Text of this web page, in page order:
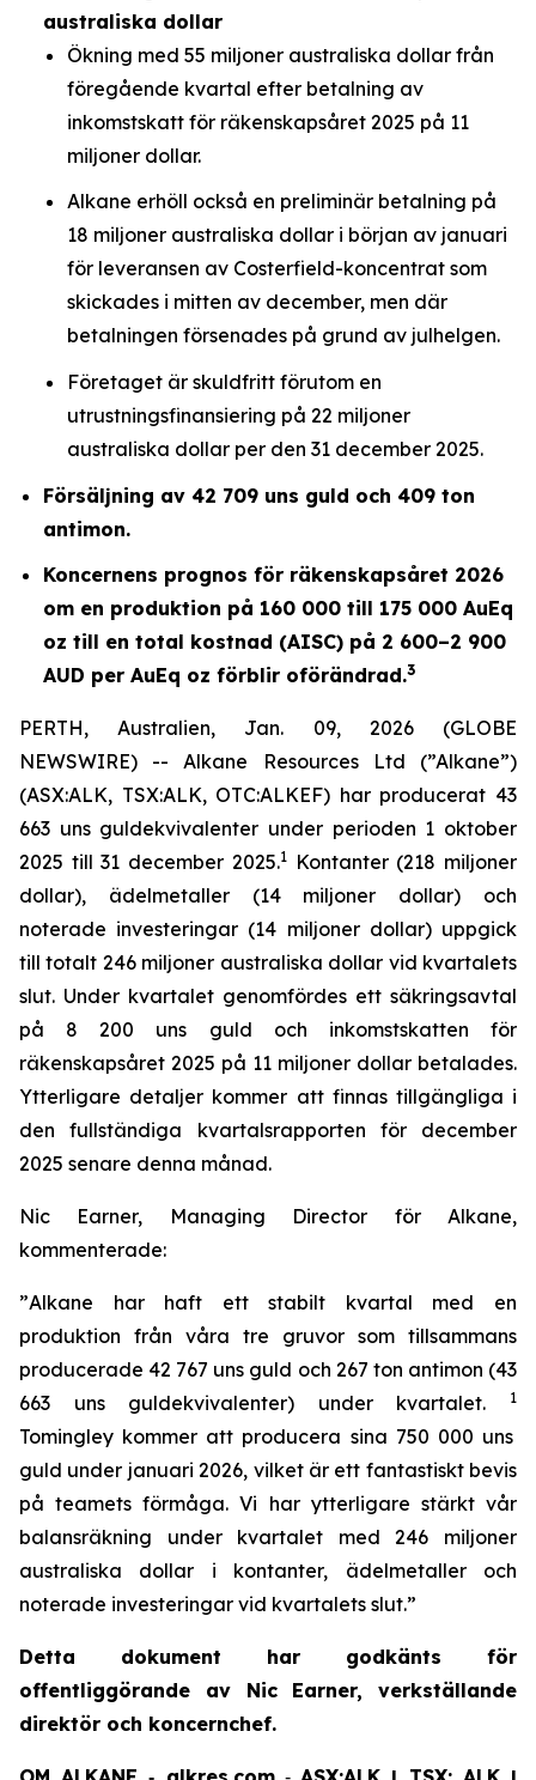
australiska dollar
Ökning med 55 miljoner australiska dollar från
föregående kvartal efter betalning av
inkomstskatt för räkenskapsåret 2025 på 11
miljoner dollar.
Alkane erhöll också en preliminär betalning på
18 miljoner australiska dollar i början av januari
för leveransen av Costerfield-koncentrat som
skickades i mitten av december, men där
betalningen försenades på grund av julhelgen.
Företaget är skuldfritt förutom en
utrustningsfinansiering på 22 miljoner
australiska dollar per den 31 december 2025.
Försäljning av 42 709 uns guld och 409 ton
antimon.
Koncernens prognos för räkenskapsåret 2026
om en produktion på 160 000 till 175 000 AuEq
oz till en total kostnad (AISC) på 2 600–2 900
AUD per AuEq oz förblir oförändrad.3
PERTH, Australien, Jan. 09, 2026 (GLOBE
NEWSWIRE) -- Alkane Resources Ltd (”Alkane”)
(ASX:ALK, TSX:ALK, OTC:ALKEF) har producerat 43
663 uns guldekvivalenter under perioden 1 oktober
2025 till 31 december 2025.1Kontanter (218 miljoner
dollar), ädelmetaller (14 miljoner dollar) och
noterade investeringar (14 miljoner dollar) uppgick
till totalt 246 miljoner australiska dollar vid kvartalets
slut. Under kvartalet genomfördes ett säkringsavtal
på 8 200 uns guld och inkomstskatten för
räkenskapsåret 2025 på 11 miljoner dollar betalades.
Ytterligare detaljer kommer att finnas tillgängliga i
den fullständiga kvartalsrapporten för december
2025 senare denna månad.
Nic Earner, Managing Director för Alkane,
kommenterade:
”Alkane har haft ett stabilt kvartal med en
produktion från våra tre gruvor som tillsammans
producerade 42 767 uns guld och 267 ton antimon (43
663 uns guldekvivalenter) under kvartalet.
1
Tomingley kommer att producera sina 750 000 uns
guld under januari 2026, vilket är ett fantastiskt bevis
på teamets förmåga. Vi har ytterligare stärkt vår
balansräkning under kvartalet med 246 miljoner
australiska dollar i kontanter, ädelmetaller och
noterade investeringar vid kvartalets slut.”
Detta dokument har godkänts för
offentliggörande av Nic Earner, verkställande
direktör och koncernchef.